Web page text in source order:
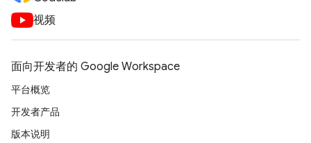
视频
面向开发者的 Google Workspace
平台概览
开发者产品
版本说明